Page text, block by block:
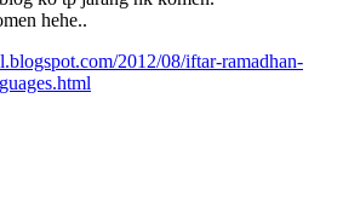
hehe..
2012/08/iftar-ramadhan-